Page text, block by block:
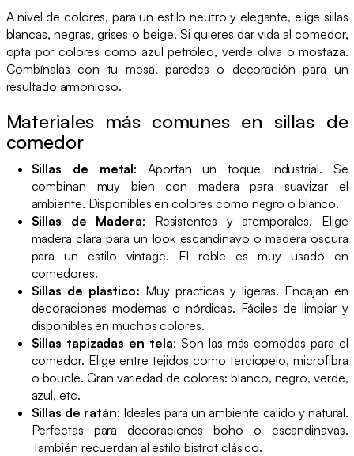
A nivel de colores, para un estilo neutro y elegante, elige sillas
blancas, negras, grises o beige. Si quieres dar vida al comedor,
opta por colores como azul petróleo, verde oliva o mostaza.
Combínalas con tu mesa, paredes o decoración para un
resultado armonioso.
Materiales más comunes en sillas de
comedor
Sillas de metal: Aportan un toque industrial. Se
combinan muy bien con madera para suavizar el
ambiente. Disponibles en colores como negro o blanco.
Sillas de Madera: Resistentes y atemporales. Elige
madera clara para un look escandinavo o madera oscura
para un estilo vintage. El roble es muy usado en
comedores.
Sillas de plástico: Muy prácticas y ligeras. Encajan en
decoraciones modernas o nórdicas. Fáciles de limpiar y
disponibles en muchos colores.
Sillas tapizadas en tela: Son las más cómodas para el
comedor. Elige entre tejidos como terciopelo, microfibra
o bouclé. Gran variedad de colores: blanco, negro, verde,
azul, etc.
Sillas de ratán: Ideales para un ambiente cálido y natural.
Perfectas para decoraciones boho o escandinavas.
También recuerdan al estilo bistrot clásico.